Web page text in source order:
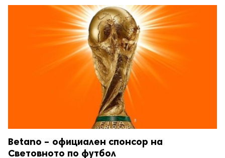
Betano – официален спонсор на
Световното по футбол